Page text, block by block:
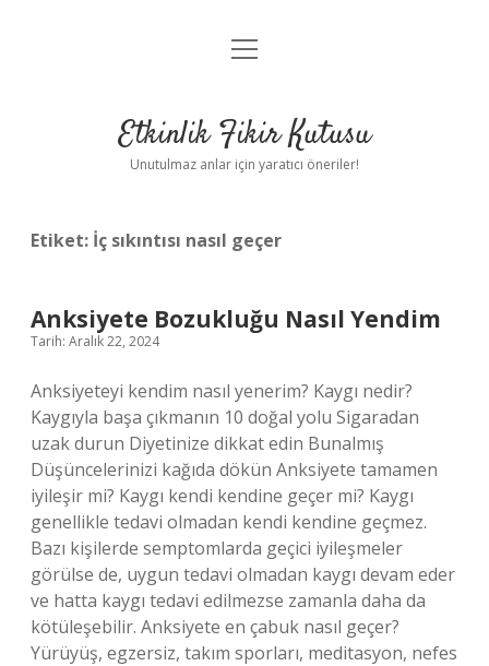
Anasayfa
Yasal Uyarı
menüyü
Etkinlik Fikir Kutusu
Unutulmaz anlar için yaratıcı öneriler!
Etiket: İç sıkıntısı nasıl geçer
Anksiyete Bozukluğu Nasıl Yendim
Tarih: Aralık 22, 2024
Anksiyeteyi kendim nasıl yenerim? Kaygı nedir?
Kaygıyla başa çıkmanın 10 doğal yolu Sigaradan
uzak durun Diyetinize dikkat edin Bunalmış
Düşüncelerinizi kağıda dökün Anksiyete tamamen
iyileşir mi? Kaygı kendi kendine geçer mi? Kaygı
genellikle tedavi olmadan kendi kendine geçmez.
Bazı kişilerde semptomlarda geçici iyileşmeler
görülse de, uygun tedavi olmadan kaygı devam eder
ve hatta kaygı tedavi edilmezse zamanla daha da
kötüleşebilir. Anksiyete en çabuk nasıl geçer?
Yürüyüş, egzersiz, takım sporları, meditasyon, nefes